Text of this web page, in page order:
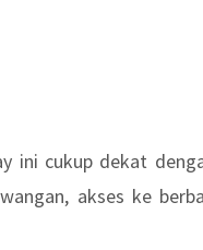
ini cukup dekat
akses ke